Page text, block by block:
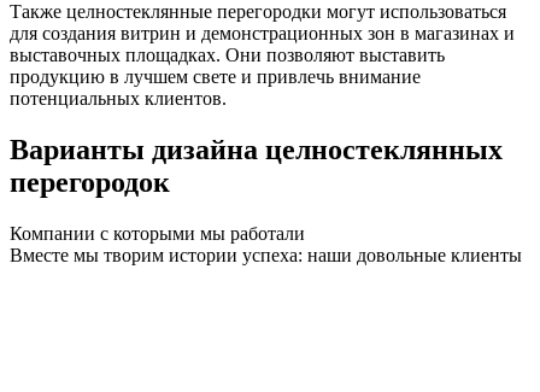
Также целностеклянные перегородки могут использоваться
для создания витрин и демонстрационных зон в магазинах и
выставочных площадках. Они позволяют выставить
продукцию в лучшем свете и привлечь внимание
потенциальных клиентов.
Варианты дизайна целностеклянных
перегородок
Компании с которыми мы работали
Вместе мы творим истории успеха: наши довольные клиенты